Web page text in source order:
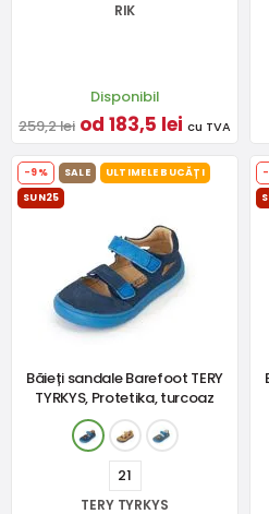
RIK
Disponibil
259,2 lei od 183,5 lei cu TVA
-9% SALE
ULTIMELE BUCĂȚI
SUN25
Băieți sandale Barefoot TERY
TYRKYS, Protetika, turcoaz
21
TERY TYRKYS